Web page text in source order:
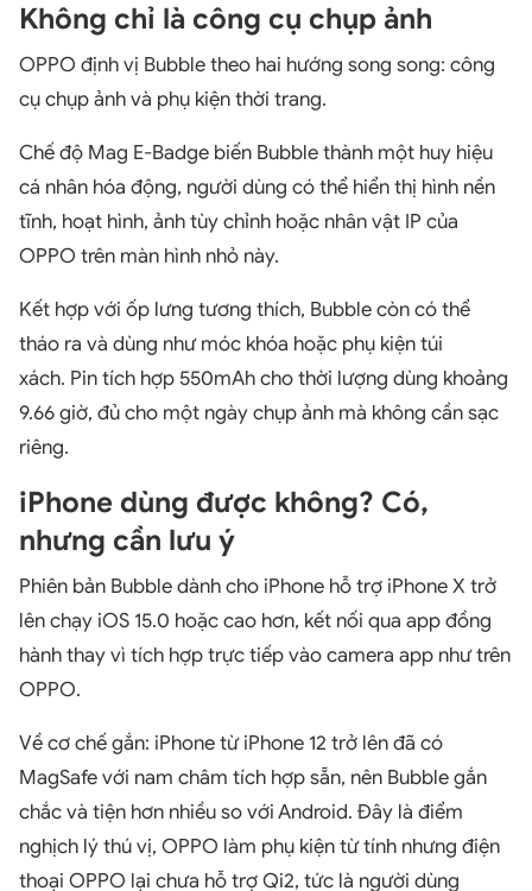
Không chỉ là công cụ chụp ảnh
OPPO định vị Bubble theo hai hướng song song: công
cụ chụp ảnh và phụ kiện thời trang.
Chế độ Mag E-Badge biến Bubble thành một huy hiệu
cá nhân hóa động, người dùng có thể hiển thị hình nền
tĩnh, hoạt hình, ảnh tùy chỉnh hoặc nhân vật IP của
OPPO trên màn hình nhỏ này.
Kết hợp với ốp lưng tương thích, Bubble còn có thể
tháo ra và dùng như móc khóa hoặc phụ kiện túi
xách. Pin tích hợp 550mAh cho thời lượng dùng khoảng
9.66 giờ, đủ cho một ngày chụp ảnh mà không cần sạc
riêng.
iPhone dùng được không? Có,
nhưng cần lưu ý
Phiên bản Bubble dành cho iPhone hỗ trợ iPhone X trở
lên chạy iOS 15.0 hoặc cao hơn, kết nối qua app đồng
hành thay vì tích hợp trực tiếp vào camera app như trên
OPPO.
Về cơ chế gắn: iPhone từ iPhone 12 trở lên đã có
MagSafe với nam châm tích hợp sẵn, nên Bubble gắn
chắc và tiện hơn nhiều so với Android. Đây là điểm
nghịch lý thú vị, OPPO làm phụ kiện từ tính nhưng điện
thoại OPPO lại chưa hỗ trợ Qi2, tức là người dùng